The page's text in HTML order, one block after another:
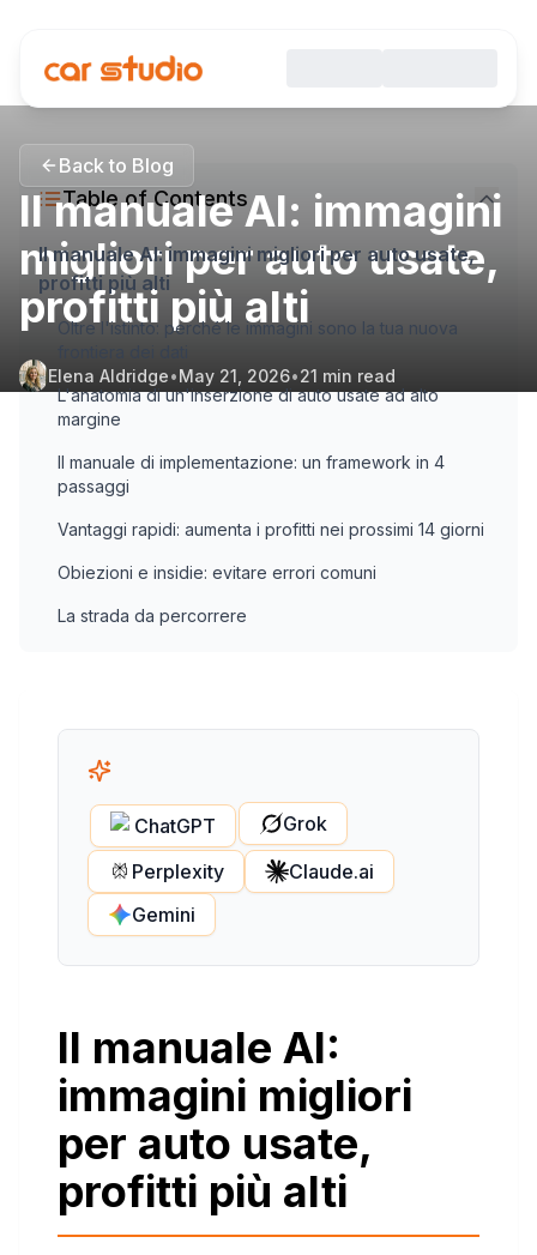
Back to Blog
Il manuale AI: immagini
migliori per auto usate,
profitti più alti
Elena Aldridge•May 21, 2026•21 min read
Table of Contents
Il manuale AI: immagini migliori per auto usate,
profitti più alti
Oltre l'istinto: perché le immagini sono la tua nuova
L'anatomia di un'inserzione di auto usate ad alto
margine
Il manuale di implementazione: un framework in 4
passaggi
Vantaggi rapidi: aumenta i profitti nei prossimi 14 giorni
Obiezioni e insidie: evitare errori comuni
La strada da percorrere
ChatGPT
Grok
Perplexity
Claude.ai
Gemini
Il manuale AI:
immagini migliori
per auto usate,
profitti più alti